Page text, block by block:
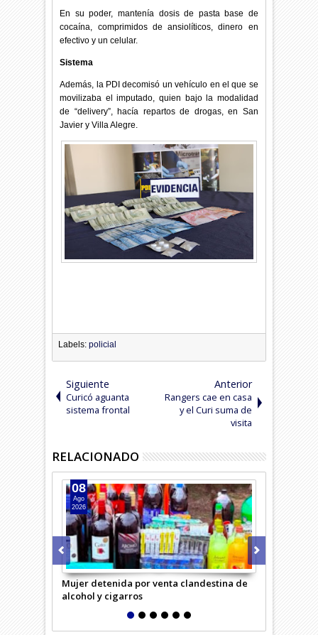
En su poder, mantenía dosis de pasta base de
cocaína, comprimidos de ansiolíticos, dinero en
efectivo y un celular.
Sistema
Además, la PDI decomisó un vehículo en el que se
movilizaba el imputado, quien bajo la modalidad
de “delivery”, hacía repartos de drogas, en San
Javier y Villa Alegre.
Labels:policial
Siguiente
Curicó aguanta
sistema frontal
Anterior
Rangers cae en casa
y el Curi suma de
visita
RELACIONADO
Mujer detenida por venta clandestina de
alcohol y cigarros
08
Ago
2026